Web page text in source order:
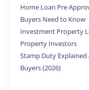
Home Loan Pre
Buyers Need to Know
Investment Property
Property Investors
Stamp Duty
Buyers (2026)